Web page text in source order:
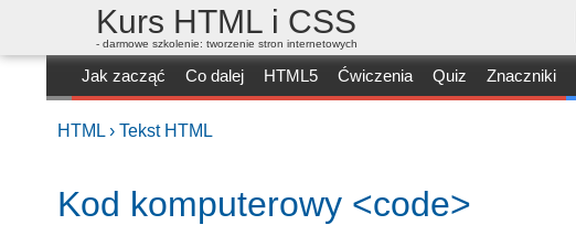
Kurs HTML i CSS
- darmowe szkolenie: tworzenie stron internetowych
Jak zacząć Co dalej HTML5 Ćwiczenia Quiz Znaczniki
HTML › Tekst HTML
Kod komputerowy <code>